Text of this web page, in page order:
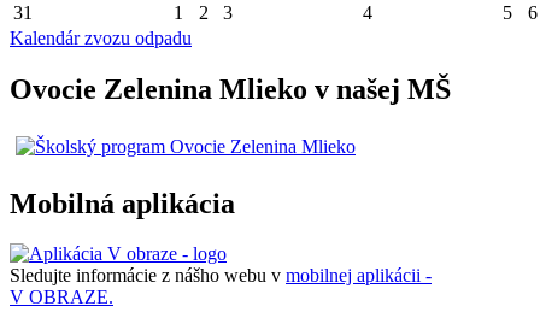
31 1 2 3 4 5
6
Kalendár zvozu odpadu
Ovocie Zelenina Mlieko v našej MŠ
Mobilná aplikácia
Sledujte informácie z nášho webu v mobilnej aplikácii -
V OBRAZE.